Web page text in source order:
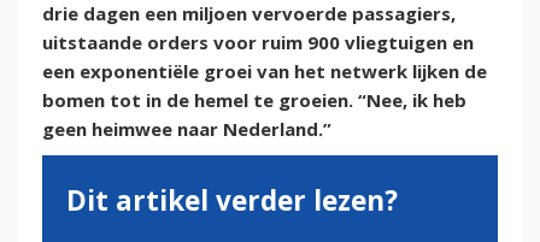
drie dagen een miljoen vervoerde passagiers,
uitstaande orders voor ruim 900 vliegtuigen en
een exponentiële groei van het netwerk lijken de
bomen tot in de hemel te groeien. “Nee, ik heb
geen heimwee naar Nederland.”
Dit artikel verder lezen?